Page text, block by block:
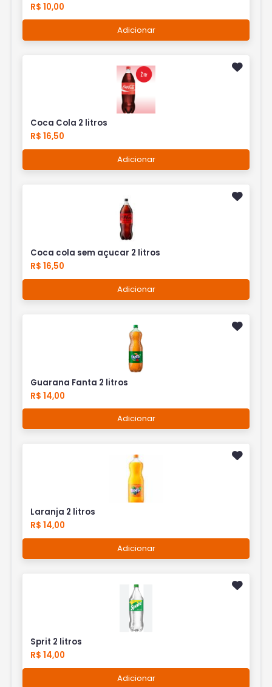
R$ 10,00
Adicionar
Coca Cola 2 litros
R$ 16,50
Adicionar
Coca cola sem açucar 2 litros
R$ 16,50
Adicionar
Guarana Fanta 2 litros
R$ 14,00
Adicionar
Laranja 2 litros
R$ 14,00
Adicionar
Sprit 2 litros
R$ 14,00
Adicionar